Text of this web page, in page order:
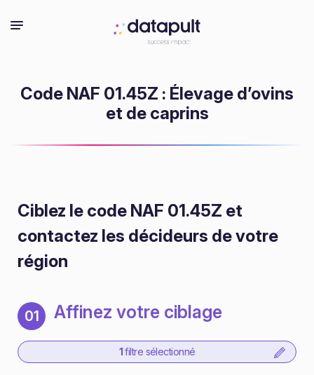
Code NAF 01.45Z : Élevage d’ovins
et de caprins
Ciblez le code NAF 01.45Z et
contactez les décideurs de votre
région
01 Affinez votre ciblage
1 filtre sélectionné